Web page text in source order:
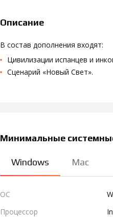
Описание
В состав дополнения входят:
Цивилизации испанцев и
Сценарий «Новый Свет».
Минимальные
Windows Mac
ОС
Процессор